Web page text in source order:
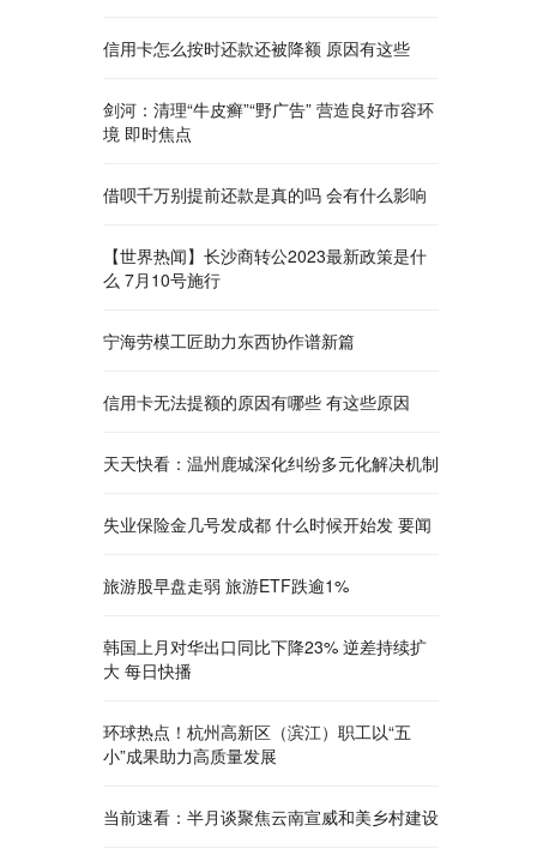
信用卡怎么按时还款还被降额 原因有这些
剑河：清理“牛皮癣”“野广告” 营造良好市容环
境 即时焦点
借呗千万别提前还款是真的吗 会有什么影响
【世界热闻】长沙商转公2023最新政策是什
么 7月10号施行
宁海劳模工匠助力东西协作谱新篇
信用卡无法提额的原因有哪些 有这些原因
天天快看：温州鹿城深化纠纷多元化解决机制
失业保险金几号发成都 什么时候开始发 要闻
旅游股早盘走弱 旅游ETF跌逾1%
韩国上月对华出口同比下降23% 逆差持续扩
大 每日快播
环球热点！杭州高新区（滨江）职工以“五
小”成果助力高质量发展
当前速看：半月谈聚焦云南宣威和美乡村建设